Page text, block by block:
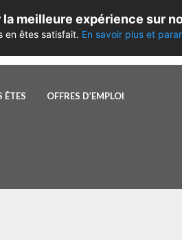
ÊTES OFFRES D’EMPLOI
meilleure expérience sur
en êtes satisfait. En savoir plus et